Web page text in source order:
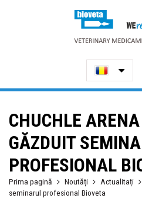
CHUCHLE
GĂZDUIT
PROFESIONAL
Prima pagină Noutăți Actualitați
seminarul profesional Bioveta